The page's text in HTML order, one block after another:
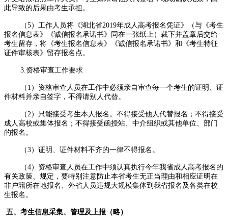
此导致的后果由考生承担。
（5）工作人员将《湖北省2019年成人高考报名凭证》（与《考生
报名信息表》《诚信报名承诺书》同在一张纸上）裁下并盖章后交给
考生留存，将《考生报名信息表》《诚信报名承诺书》和《考生特征
证件审核表》留存报名点。
3.资格审查工作要求
（1）资格审查人员在工作中必须亲自审查每一个考生的证明、证
件材料并亲自签字，不得请别人代替。
（2）只能接受考生本人报名。不得接受他人代替报名；不得接受
成人高校或集体报名；不得接受函授站、中介组织或其他单位、部门
的报名。
（3）证明、证件材料不齐的一律不得报名。
（4）资格审查人员在工作中须认真执行今年我省成人高考报名的
有关政策、规定，要特别注意防止本省考生无正当理由和相应证明在
非户籍所在地报名、外省人员违规大规模集体到我省报名及各类在校
生报名。
五、考生信息采集、管理及上报（略）